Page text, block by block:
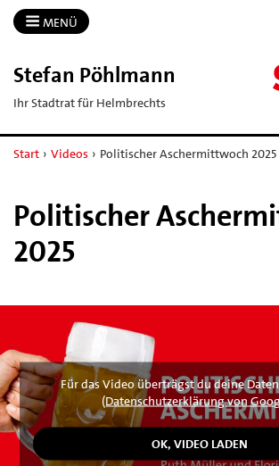
MENÜ
Stefan Pöhlmann
Ihr Stadtrat für Helmbrechts
Start › Videos › Politischer Aschermittwoch 2025
Politischer
2025
Für das Video überträgst du deine
(Datenschutzerklärung von